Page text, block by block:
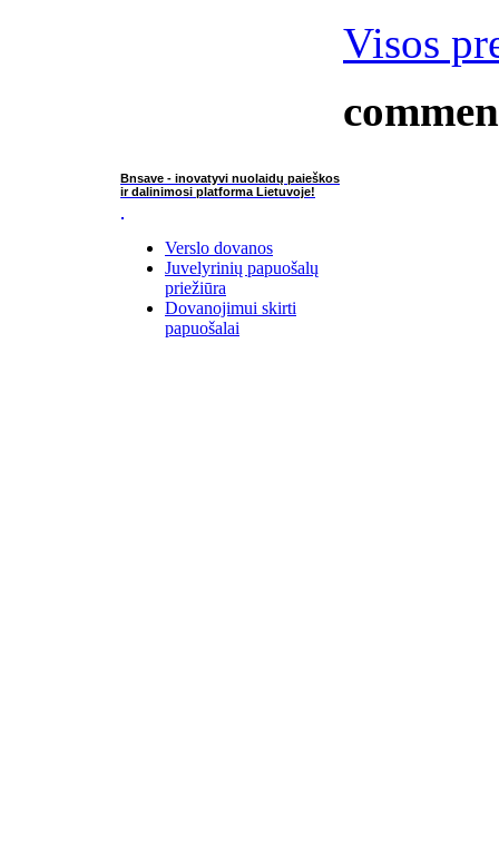
Visos
Bnsave - inovatyvi nuolaidų paieškos
ir dalinimosi platforma Lietuvoje!
Verslo dovanos
Juvelyrinių papuošalų
priežiūra
Dovanojimui skirti
papuošalai